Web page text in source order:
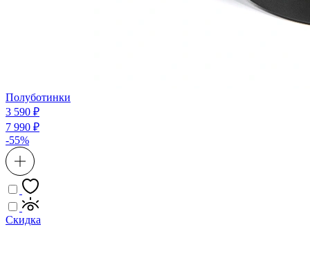
Полуботинки
3 590 ₽
7 990 ₽
-55%
Скидка